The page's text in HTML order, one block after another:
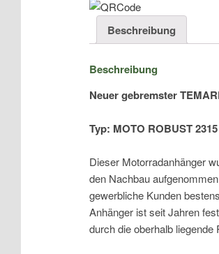
3
Maschinen
|
ROBUST
2315
T
Beschreibung
Beschreibung
Neuer gebremster
Typ: MOTO ROBUST
Dieser Motorradanhänger
den Nachbau
gewerbliche Kunden
Anhänger ist seit Jahren
durch die oberhalb